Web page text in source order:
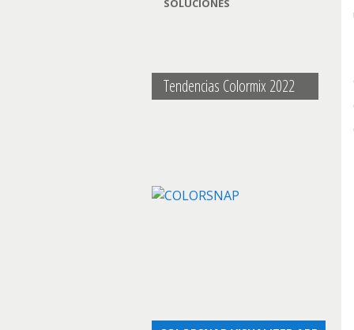
SOLUCIONES
Tendencias Colormix 2022